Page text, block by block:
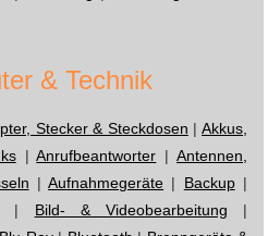
& Technik
Stecker & Steckdosen |Akkus,
|Anrufbeantworter |Antennen,
|Aufnahmegeräte | Backup|
| Bild- & Videobearbeitung |